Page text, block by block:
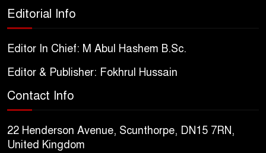
Editorial Info
Editor In Chief: M Abul Hashem B.Sc.
Editor & Publisher: Fokhrul Hussain
Contact Info
22 Henderson Avenue, Scunthorpe, DN15 7RN,
United Kingdom